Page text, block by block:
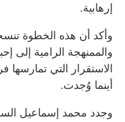
إرهابية.
وأكد أن هذه الخطوة
والممنهجة الرامية إلى
الاستقرار التي تمارسها
أينما وُجدت.
وجدد محمد إسماعيل